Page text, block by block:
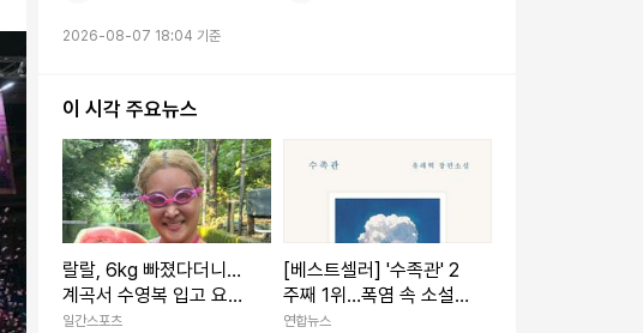
2026-08-07 18:04 기준
이 시각 주요뉴스
랄랄, 6kg 빠졌다더니…
계곡서 수영복 입고 요염
포즈 [IS하이컷]
일간스포츠
[베스트셀러] '수족관' 2
주째 1위…폭염 속 소설
인기
연합뉴스